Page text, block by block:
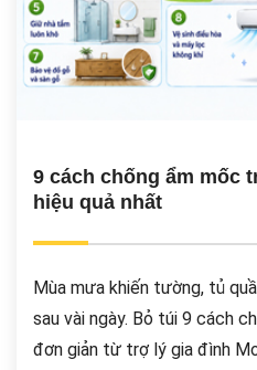
9 cách chống ẩm mốc
hiệu quả nhất
Mùa mưa khiến tường, tủ
sau vài ngày. Bỏ túi 9 cách
đơn giản từ trợ lý gia đình